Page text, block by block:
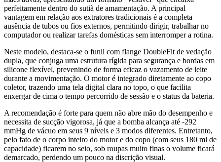
perfeitamente dentro do sutiã de amamentação. A principal
vantagem em relação aos extratores tradicionais é a completa
ausência de tubos ou fios externos, permitindo dirigir, trabalhar no
computador ou realizar tarefas domésticas sem interromper a rotina.
Neste modelo, destaca-se o funil com flange DoubleFit de vedação
dupla, que conjuga uma estrutura rígida para segurança e bordas em
silicone flexível, prevenindo de forma eficaz o vazamento de leite
durante a movimentação. O motor é integrado diretamente ao copo
coletor, trazendo uma tela digital clara no topo, o que facilita
enxergar de cima o tempo percorrido de sessão e o status da bateria.
A recomendação é forte para quem não abre mão do desempenho e
necessita de sucção vigorosa, já que a bomba alcança até -292
mmHg de vácuo em seus 9 níveis e 3 modos diferentes. Entretanto,
pelo fato de o corpo inteiro do motor e do copo (com seus 180 ml de
capacidade) ficarem no seio, sob roupas muito finas o volume ficará
demarcado, perdendo um pouco na discrição visual.